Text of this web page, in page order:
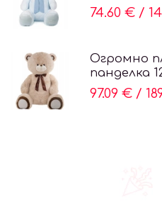
74.60 € /
Огромно
панделка
97.09 € /